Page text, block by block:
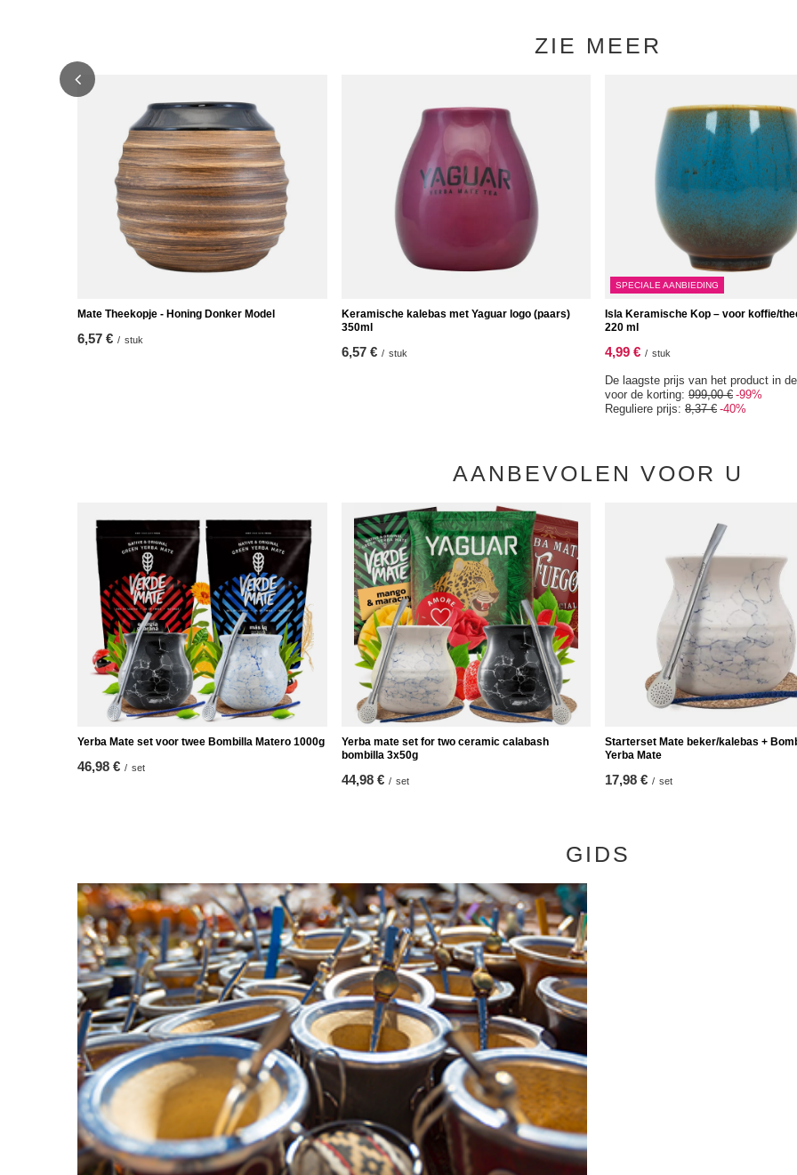
ZIE MEER
Mate Theekopje - Honing Donker Model
6,57 € / stuk
Keramische kalebas met Yaguar logo (paars)
350ml
6,57 € / stuk
SPECIALE AANBIEDING
Isla Keramische Kop – voor koffie/
220 ml
4,99 € / stuk
De laagste prijs van het product in
voor de korting: 999,00 € -99%
Reguliere prijs: 8,37 € -40%
AANBEVOLEN VOOR U
Yerba Mate set voor twee Bombilla Matero 1000g
46,98 € / set
Yerba mate set for two ceramic calabash
bombilla 3x50g
44,98 € / set
Starterset Mate beker/kalebas +
Yerba Mate
17,98 € / set
GIDS